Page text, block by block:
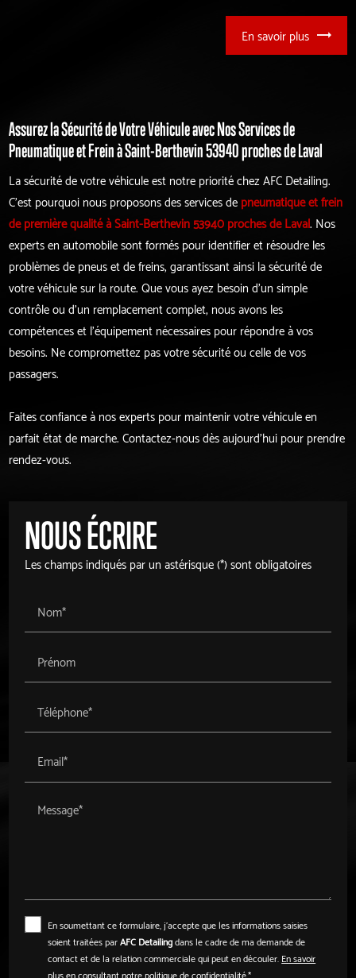
En savoir plus
Assurez la Sécurité de Votre Véhicule avec Nos Services de
Pneumatique et Frein à Saint-Berthevin 53940 proches de Laval
La sécurité de votre véhicule est notre priorité chez AFC Detailing.
C'est pourquoi nous proposons des services depneumatique et frein
de première qualité à Saint-Berthevin 53940 proches de Laval. Nos
experts en automobile sont formés pour identifier et résoudre les
problèmes de pneus et de freins, garantissant ainsi la sécurité de
votre véhicule sur la route. Que vous ayez besoin d'un simple
contrôle ou d'un remplacement complet, nous avons les
compétences et l'équipement nécessaires pour répondre à vos
besoins. Ne compromettez pas votre sécurité ou celle de vos
passagers.
Faites confiance à nos experts pour maintenir votre véhicule en
parfait état de marche. Contactez-nous dès aujourd'hui pour prendre
rendez-vous.
NOUS ÉCRIRE
Les champs indiqués par un astérisque (*) sont obligatoires
Nom*
Prénom
Téléphone*
Email*
Message*
En soumettant ce formulaire, j'accepte que les informations saisies
soient traitées parAFC Detailingdans le cadre de ma demande de
contact et de la relation commerciale qui peut en découler.En savoir
plus en consultant notre politique de confidentialité.*